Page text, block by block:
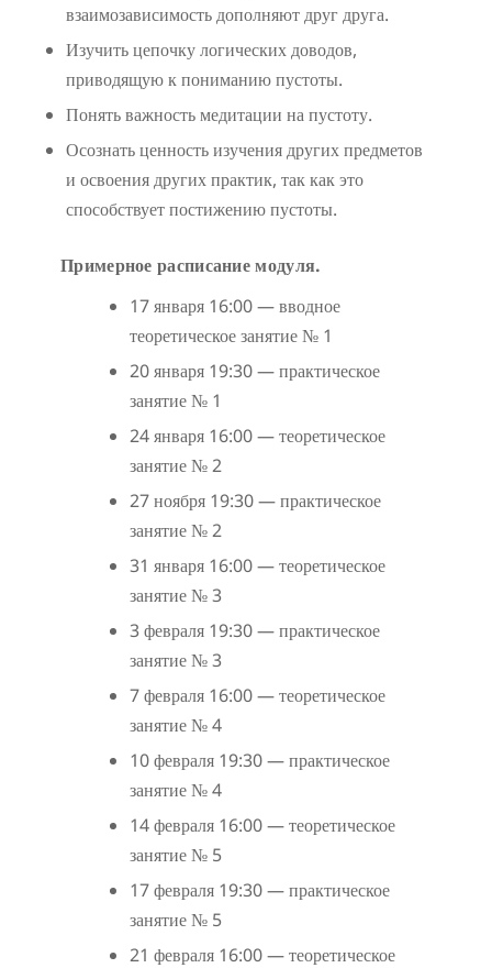
взаимозависимость дополняют друг друга.
Изучить цепочку логических доводов,
приводящую к пониманию пустоты.
Понять важность медитации на пустоту.
Осознать ценность изучения других предметов
и освоения других практик, так как это
способствует постижению пустоты.
Примерное расписание модуля.
17 января 16:00 — вводное
теоретическое занятие № 1
20 января 19:30 — практическое
занятие № 1
24 января 16:00 — теоретическое
занятие № 2
27 ноября 19:30 — практическое
занятие № 2
31 января 16:00 — теоретическое
занятие № 3
3 февраля 19:30 — практическое
занятие № 3
7 февраля 16:00 — теоретическое
занятие № 4
10 февраля 19:30 — практическое
занятие № 4
14 февраля 16:00 — теоретическое
занятие № 5
17 февраля 19:30 — практическое
занятие № 5
21 февраля 16:00 — теоретическое